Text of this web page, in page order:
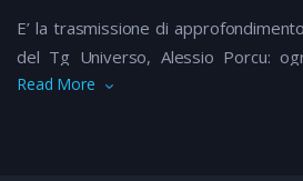
E’ la trasmissione di
del Tg Universo, Alessio Porcu:
“salotto” si affrontano le tematiche
Read More